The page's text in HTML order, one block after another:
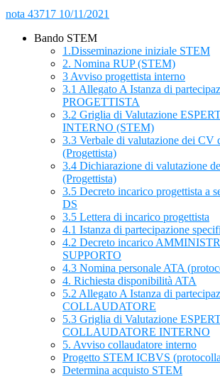
nota 43717 10/11/2021
Bando STEM
1.Disseminazione iniziale STEM
2. Nomina RUP (STEM)
3 Avviso progettista interno
3.1 Allegato A Istanza di
PROGETTISTA
3.2 Griglia di Valutazione
INTERNO (STEM)
3.3 Verbale di valutazione dei CV
(Progettista)
3.4 Dichiarazione di valutazione
(Progettista)
3.5 Decreto incarico progettista a
DS
3.5 Lettera di incarico progettista
4.1 Istanza di partecipazione
4.2 Decreto incarico
SUPPORTO
4.3 Nomina personale ATA
4. Richiesta disponibilità ATA
5.2 Allegato A Istanza di
COLLAUDATORE
5.3 Griglia di Valutazione
COLLAUDATORE INTERNO
5. Avviso collaudatore interno
Progetto STEM ICBVS
Determina acquisto STEM